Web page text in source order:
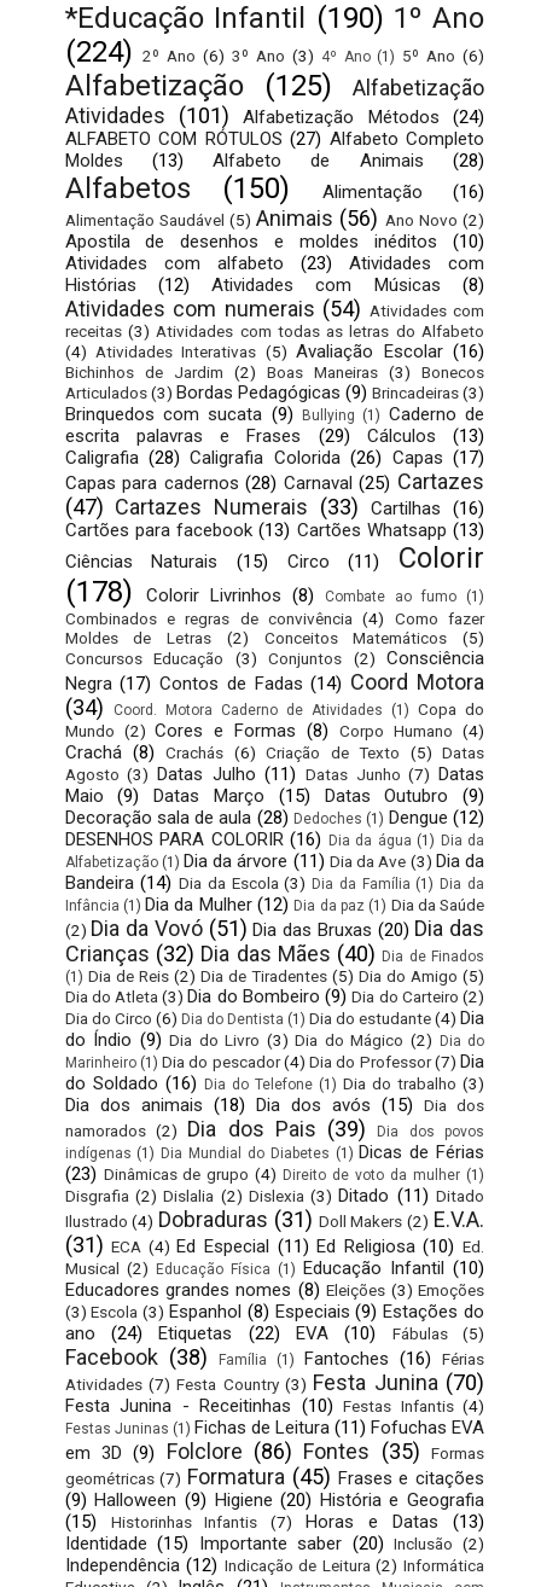
*Educação Infantil (190) 1º Ano
(224) 2º Ano (6) 3º Ano (3) 4º Ano (1) 5º Ano (6)
Alfabetização (125)
Alfabetização
Atividades
(101) Alfabetização Métodos
(24)
ALFABETO COM RÓTULOS (27) Alfabeto Completo
Moldes
(13) Alfabeto de Animais (28)
Alfabetos (150) Alimentação (16)
Alimentação Saudável (5) Animais (56) Ano Novo (2)
Apostila de desenhos e moldes inéditos
(10)
Atividades com alfabeto
(23)
Atividades com
Histórias
(12) Atividades com Músicas (8)
Atividades com numerais (54) Atividades com
receitas (3) Atividades com todas as letras do Alfabeto
(4) Atividades Interativas (5) Avaliação Escolar (16)
Bichinhos de Jardim (2) Boas Maneiras (3)
Bonecos
Articulados (3) Bordas Pedagógicas (9) Brincadeiras(3)
Brinquedos com sucata (9) Bullying (1) Caderno de
escrita palavras e Frases
(29) Cálculos
(13)
Caligrafia (28) Caligrafia Colorida (26) Capas (17)
Capas para cadernos (28) Carnaval (25) Cartazes
(47) Cartazes Numerais (33) Cartilhas
(16)
Cartões para facebook (13) Cartões Whatsapp (13)
Ciências Naturais
(15) Circo (11)
Colorir
(178)
Colorir Livrinhos (8) Combate ao fumo (1)
Combinados e regras de convivência (4)
Como fazer
Moldes de Letras
(2) Conceitos Matemáticos
(5)
Concursos Educação
(3) Conjuntos (2)
Consciência
Negra (17) Contos de Fadas (14) Coord Motora
(34)
Coord. Motora Caderno de Atividades (1) Copa do
Mundo (2) Cores e Formas (8) Corpo Humano (4)
Crachá (8) Crachás (6) Criação de Texto (5) Datas
Agosto (3) Datas Julho (11) Datas Junho (7) Datas
Maio
(9) Datas Março (15) Datas Outubro
(9)
Decoração sala de aula (28) Dedoches (1) Dengue (12)
DESENHOS PARA COLORIR (16) Dia da água (1) Dia da
Alfabetização (1) Dia da árvore (11) Dia da Ave (3) Dia da
Bandeira (14) Dia da Escola (3) Dia da Família (1) Dia da
Infância (1) Dia da Mulher (12) Dia da paz (1) Dia da Saúde
(2) Dia da Vovó (51) Dia das Bruxas (20) Dia das
Crianças (32) Dia das Mães (40) Dia de Finados
(1) Dia de Reis (2) Dia de Tiradentes (5) Dia do Amigo (5)
Dia do Atleta (3) Dia do Bombeiro (9) Dia do Carteiro (2)
Dia do Circo (6) Dia do Dentista (1) Dia do estudante(4) Dia
do Índio (9) Dia do Livro (3) Dia do Mágico (2)
Dia do
Marinheiro (1) Dia do pescador (4) Dia do Professor (7) Dia
do Soldado (16) Dia do Telefone (1) Dia do trabalho (3)
Dia dos animais (18) Dia dos avós (15)
Dia dos
namorados (2) Dia dos Pais (39)
Dia dos povos
indígenas (1) Dia Mundial do Diabetes (1) Dicas de Férias
(23) Dinâmicas de grupo (4) Direito de voto da mulher (1)
Disgrafia (2) Dislalia (2) Dislexia (3) Ditado (11) Ditado
Ilustrado (4) Dobraduras (31) Doll Makers (2) E.V.A.
(31) ECA (4) Ed Especial (11) Ed Religiosa (10) Ed.
Musical (2) Educação Física (1) Educação Infantil (10)
Educadores grandes nomes (8) Eleições (3) Emoções
(3) Escola (3) Espanhol (8) Especiais (9) Estações do
ano
(24) Etiquetas (22) EVA (10) Fábulas (5)
Facebook (38) Família (1) Fantoches (16)
Férias
Atividades (7) Festa Country (3) Festa Junina (70)
Festa Junina - Receitinhas (10) Festas Infantis (4)
Festas Juninas (1) Fichas de Leitura (11) Fofuchas EVA
em 3D (9) Folclore (86) Fontes (35)
Formas
geométricas (7) Formatura (45) Frases e citações
(9) Halloween (9) Higiene (20) História e Geografia
(15)
Historinhas Infantis (7) Horas e Datas
(13)
Identidade (15) Importante saber (20) Inclusão (2)
Independência (12) Indicação de Leitura (2) Informática